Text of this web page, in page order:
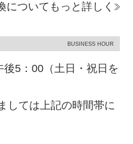
についてもっと詳しく
BUSINESS HOUR
5：00（土日・祝日を
しては上記の時間帯に